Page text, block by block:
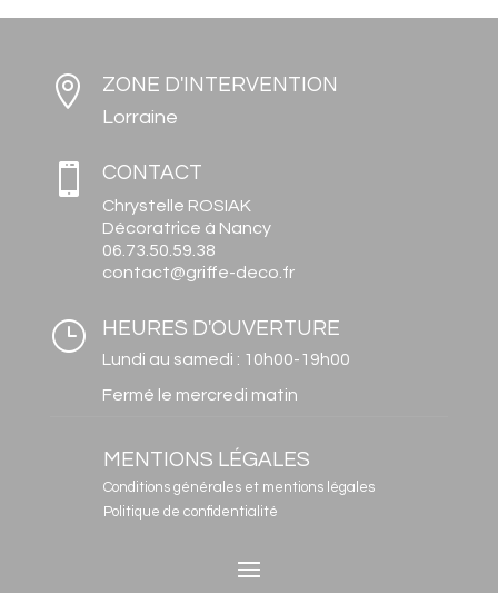
 ZONE D'INTERVENTION
Lorraine
 CONTACT
Chrystelle ROSIAK
Décoratrice à Nancy
06.73.50.59.38
contact@griffe-deco.fr
} HEURES D'OUVERTURE
Lundi au samedi : 10h00-19h00
Fermé le mercredi matin
MENTIONS LÉGALES
Conditions générales et mentions légales
Politique de confidentialité